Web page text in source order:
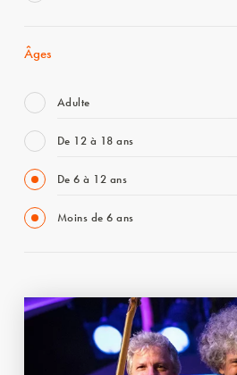
Âges
Adulte
De 12 à 18 ans
De 6 à 12 ans
Moins de 6 ans